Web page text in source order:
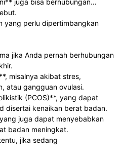
yang perlu dipertimbangkan
jika Anda pernah berhubungan
misalnya akibat stres,
atau gangguan ovulasi.
(PCOS)**, yang dapat
disertai kenaikan berat badan.
juga dapat menyebabkan
badan meningkat.
jika sedang